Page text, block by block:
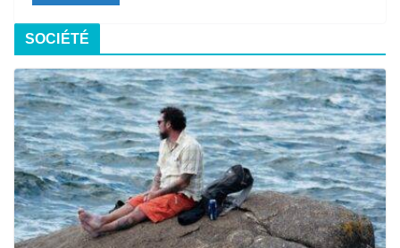
SOCIÉTÉ